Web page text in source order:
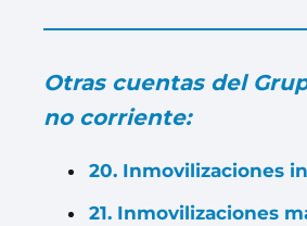
Otras cuentas del
no corriente:
20. Inmovilizaciones
21. Inmovilizaciones